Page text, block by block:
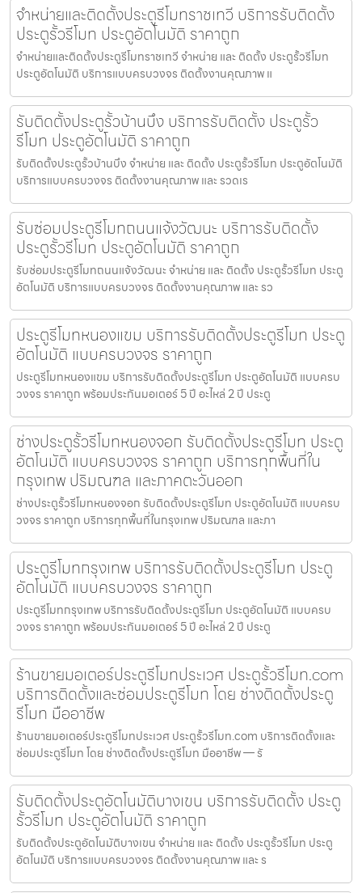
จำหน่ายและติดตั้งประตูรีโมทราชเทวี บริการรับติดตั้ง
ประตูรั้วรีโมท ประตูอัตโนมัติ ราคาถูก
จำหน่ายและติดตั้งประตูรีโมทราชเทวี จำหน่าย และ ติดตั้ง ประตูรั้วรีโมท
ประตูอัตโนมัติ บริการแบบครบวงจร ติดตั้งงานคุณภาพ แ
รับติดตั้งประตูรั้วบ้านบึง บริการรับติดตั้ง ประตูรั้ว
รีโมท ประตูอัตโนมัติ ราคาถูก
รับติดตั้งประตูรั้วบ้านบึง จำหน่าย และ ติดตั้ง ประตูรั้วรีโมท ประตูอัตโนมัติ
บริการแบบครบวงจร ติดตั้งงานคุณภาพ และ รวดเร
รับซ่อมประตูรีโมทถนนแจ้งวัฒนะ บริการรับติดตั้ง
ประตูรั้วรีโมท ประตูอัตโนมัติ ราคาถูก
รับซ่อมประตูรีโมทถนนแจ้งวัฒนะ จำหน่าย และ ติดตั้ง ประตูรั้วรีโมท ประตู
อัตโนมัติ บริการแบบครบวงจร ติดตั้งงานคุณภาพ และ รว
ประตูรีโมทหนองแขม บริการรับติดตั้งประตูรีโมท ประตู
อัตโนมัติ แบบครบวงจร ราคาถูก
ประตูรีโมทหนองแขม บริการรับติดตั้งประตูรีโมท ประตูอัตโนมัติ แบบครบ
วงจร ราคาถูก พร้อมประกันมอเตอร์ 5 ปี อะไหล่ 2 ปี ประตู
ช่างประตูรั้วรีโมทหนองจอก รับติดตั้งประตูรีโมท ประตู
อัตโนมัติ แบบครบวงจร ราคาถูก บริการทุกพื้นที่ใน
กรุงเทพ ปริมณฑล และภาคตะวันออก
ช่างประตูรั้วรีโมทหนองจอก รับติดตั้งประตูรีโมท ประตูอัตโนมัติ แบบครบ
วงจร ราคาถูก บริการทุกพื้นที่ในกรุงเทพ ปริมณฑล และภา
ประตูรีโมทกรุงเทพ บริการรับติดตั้งประตูรีโมท ประตู
อัตโนมัติ แบบครบวงจร ราคาถูก
ประตูรีโมทกรุงเทพ บริการรับติดตั้งประตูรีโมท ประตูอัตโนมัติ แบบครบ
วงจร ราคาถูก พร้อมประกันมอเตอร์ 5 ปี อะไหล่ 2 ปี ประตู
ร้านขายมอเตอร์ประตูรีโมทประเวศ ประตูรั้วรีโมท.com
บริการติดตั้งและซ่อมประตูรีโมท โดย ช่างติดตั้งประตู
รีโมท มืออาชีพ
ร้านขายมอเตอร์ประตูรีโมทประเวศ ประตูรั้วรีโมท.com บริการติดตั้งและ
ซ่อมประตูรีโมท โดย ช่างติดตั้งประตูรีโมท มืออาชีพ — รั
รับติดตั้งประตูอัตโนมัติบางเขน บริการรับติดตั้ง ประตู
รั้วรีโมท ประตูอัตโนมัติ ราคาถูก
รับติดตั้งประตูอัตโนมัติบางเขน จำหน่าย และ ติดตั้ง ประตูรั้วรีโมท ประตู
อัตโนมัติ บริการแบบครบวงจร ติดตั้งงานคุณภาพ และ ร